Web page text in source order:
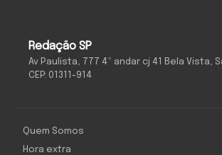
Redação SP
Av Paulista, 777 4º andar cj 41 Bela Vista,
CEP: 01311-914
Quem Somos
Hora extra